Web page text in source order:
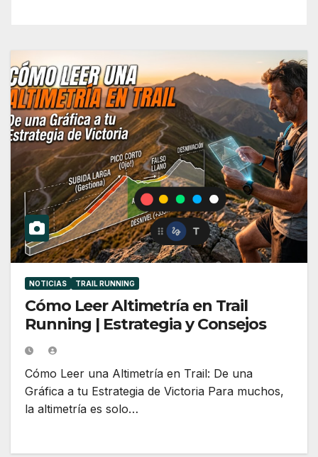
NOTICIAS TRAIL RUNNING
Cómo Leer Altimetría en Trail
Running | Estrategia y Consejos
Cómo Leer una Altimetría en Trail: De una
Gráfica a tu Estrategia de Victoria Para muchos,
la altimetría es solo…